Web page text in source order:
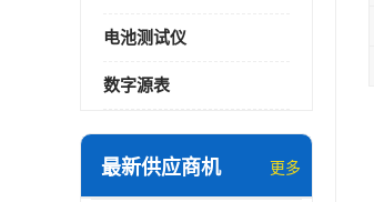
电池测试仪
数字源表
最新供应商机 更多